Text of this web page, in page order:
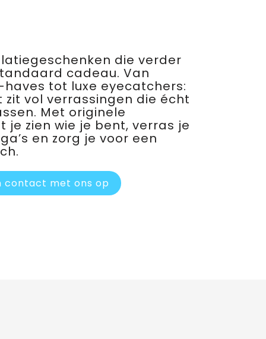
die verder
cadeau. Van
tot luxe eyecatchers:
vol verrassingen die écht
Met originele
je zien wie je bent, verras je
en zorg je voor een
contact met ons op